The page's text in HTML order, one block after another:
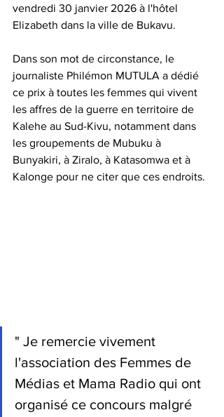
vendredi 30 janvier 2026 à l'hôtel
Elizabeth dans la ville de Bukavu.
Dans son mot de circonstance, le
journaliste Philémon MUTULA a dédié
ce prix à toutes les femmes qui vivent
les affres de la guerre en territoire de
Kalehe au Sud-Kivu, notamment dans
les groupements de Mubuku à
Bunyakiri, à Ziralo, à Katasomwa et à
Kalonge pour ne citer que ces endroits.
" Je remercie vivement
l'association des Femmes de
Médias et Mama Radio qui ont
organisé ce concours malgré